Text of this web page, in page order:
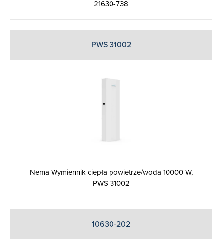
21630-738
PWS 31002
Nema Wymiennik ciepła powietrze/woda 10000 W,
PWS 31002
10630-202